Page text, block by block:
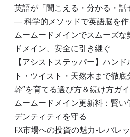
英語が「聞こえる・分かる・
― 科学的メソッドで英語脳を
ムームードメインでスムーズ
ドメイン、安全に引き継ぐ
【アシストステッパー】ハン
ト・ツイスト・天然木まで徹
幹”を育てる選び方＆続け方ガ
ムームードメイン更新料：賢
デンティティを守る
FX市場への投資の魅力-レバレ